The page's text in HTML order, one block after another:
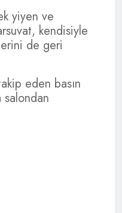
yiyen ve
kendisiyle
de geri
eden basın
salondan